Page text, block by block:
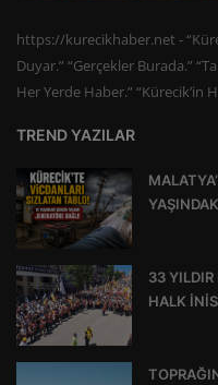
https://kurecikhaber.net -
Duyar.” “Gerçekler Burada.”
Her Yerde Haber.” “Kürecik’in
TREND YAZILAR
33
HALK